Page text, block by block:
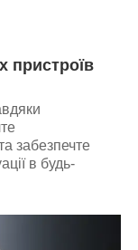
пристроїв
забезпечте
в будь-